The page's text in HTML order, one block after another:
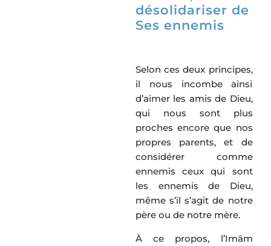
désolidariser de
Ses ennemis
Selon ces deux principes,
il nous incombe ainsi
d’aimer les amis de Dieu,
qui nous sont plus
proches encore que nos
propres parents, et de
considérer comme
ennemis ceux qui sont
les ennemis de Dieu,
même s’il s’agit de notre
père ou de notre mère.
À ce propos, l’Imām